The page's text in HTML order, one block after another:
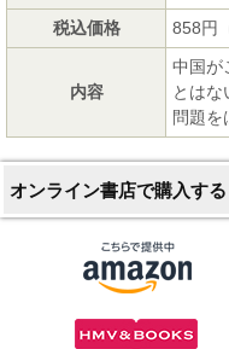
税込価格
858円
内容
中国が
とはな
問題を
オンライン書店で購入する